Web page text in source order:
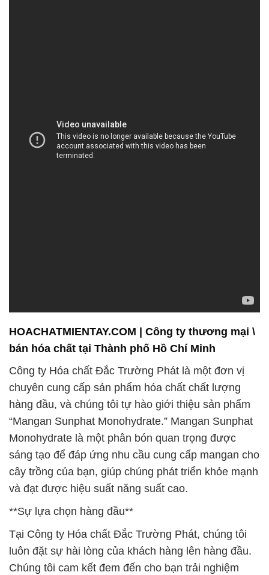
HOACHATMIENTAY.COM | Công ty thương mại \
bán hóa chất tại Thành phố Hồ Chí Minh
Công ty Hóa chất Đắc Trường Phát là một đơn vị
chuyên cung cấp sản phẩm hóa chất chất lượng
hàng đầu, và chúng tôi tự hào giới thiệu sản phẩm
“Mangan Sunphat Monohydrate.” Mangan Sunphat
Monohydrate là một phân bón quan trọng được
sáng tạo để đáp ứng nhu cầu cung cấp mangan cho
cây trồng của bạn, giúp chúng phát triển khỏe mạnh
và đạt được hiệu suất năng suất cao.
**Sự lựa chọn hàng đầu**
Tại Công ty Hóa chất Đắc Trường Phát, chúng tôi
luôn đặt sự hài lòng của khách hàng lên hàng đầu.
Chúng tôi cam kết đem đến cho bạn trải nghiệm